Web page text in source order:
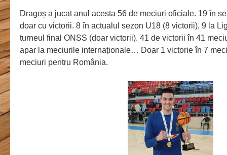
Dragoș a jucat anul acesta 56 de meciuri oficiale. 19 în
doar cu victorii. 8 în actualul sezon U18 (8 victorii), 9 la
turneul final ONSS (doar victorii). 41 de victorii în 41
apar la meciurile internaționale… Doar 1 victorie în 7
meciuri pentru România.